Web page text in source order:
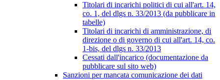
Titolari di incarichi politici di cui all'art. 14,
co. 1, del dlgs n. 33/2013 (da pubblicare in
tabelle)
Titolari di incarichi di amministrazione, di
direzione o di governo di cui all'art. 14, co.
1-bis, del dlgs n. 33/2013
Cessati dall'incarico (documentazione da
pubblicare sul sito web)
Sanzioni per mancata comunicazione dei dati